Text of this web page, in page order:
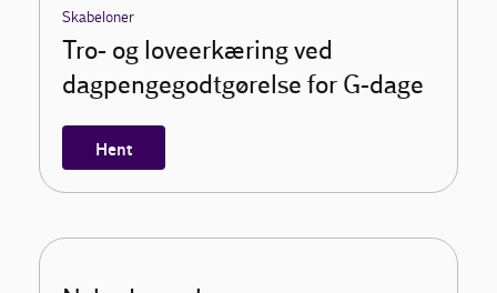
Skabeloner
Tro- og loveerkæring ved
dagpengegodtgørelse for G-dage
Hent